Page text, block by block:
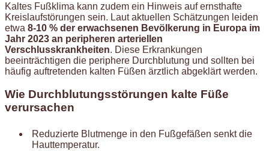
Kaltes Fußklima kann zudem ein Hinweis auf ernsthafte
Kreislaufstörungen sein. Laut aktuellen Schätzungen leiden
etwa 8-10 % der erwachsenen Bevölkerung in Europa im
Jahr 2023 an peripheren arteriellen
Verschlusskrankheiten. Diese Erkrankungen
beeinträchtigen die periphere Durchblutung und sollten bei
häufig auftretenden kalten Füßen ärztlich abgeklärt werden.
Wie Durchblutungsstörungen kalte Füße
verursachen
Reduzierte Blutmenge in den Fußgefäßen senkt die
Hauttemperatur.